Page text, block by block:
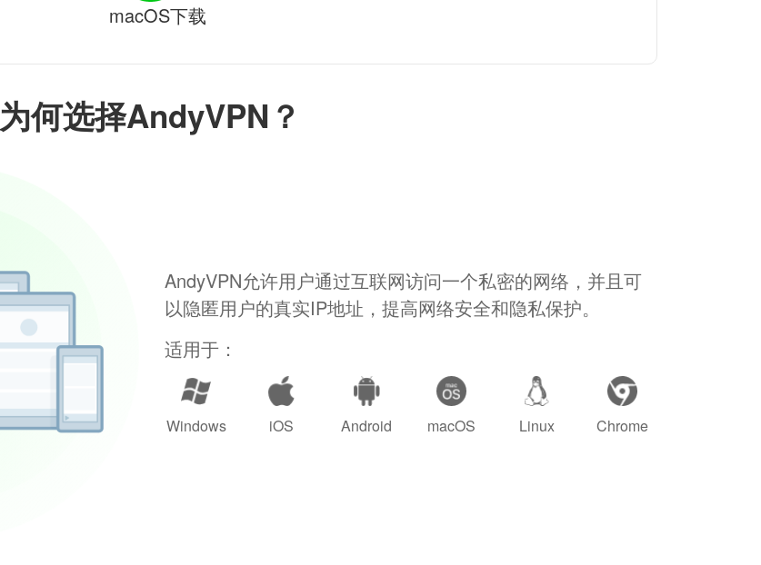
为何选择AndyVPN？
AndyVPN允许用户通过互联网访问一个私密的网络，并且可
以隐匿用户的真实IP地址，提高网络安全和隐私保护。
适用于：
Windows iOS Android macOS Linux Chrome
macOS下载